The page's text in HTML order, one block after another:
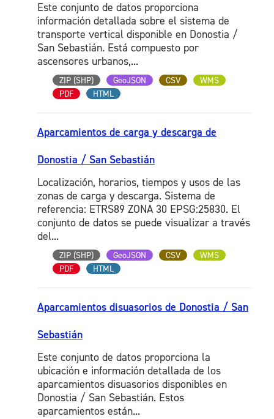
Este conjunto de datos proporciona
información detallada sobre el sistema de
transporte vertical disponible en Donostia /
San Sebastián. Está compuesto por
ascensores urbanos,...
ZIP (SHP) GeoJSON CSV
WMS
PDF
HTML
Aparcamientos de carga y descarga de
Donostia / San Sebastián
Localización, horarios, tiempos y usos de las
zonas de carga y descarga. Sistema de
referencia: ETRS89 ZONA 30 EPSG:25830. El
conjunto de datos se puede visualizar a través
del...
ZIP (SHP) GeoJSON CSV
WMS
PDF
HTML
Aparcamientos disuasorios de Donostia / San
Sebastián
Este conjunto de datos proporciona la
ubicación e información detallada de los
aparcamientos disuasorios disponibles en
Donostia / San Sebastián. Estos
aparcamientos están...